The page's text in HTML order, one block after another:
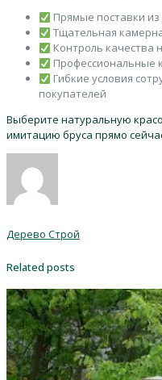
Прямые поставки из
Тщательная
Контроль качества
Профессиональные
Гибкие условия
покупателей
Выберите натуральную
имитацию бруса прямо
Дерево Строй
Related posts